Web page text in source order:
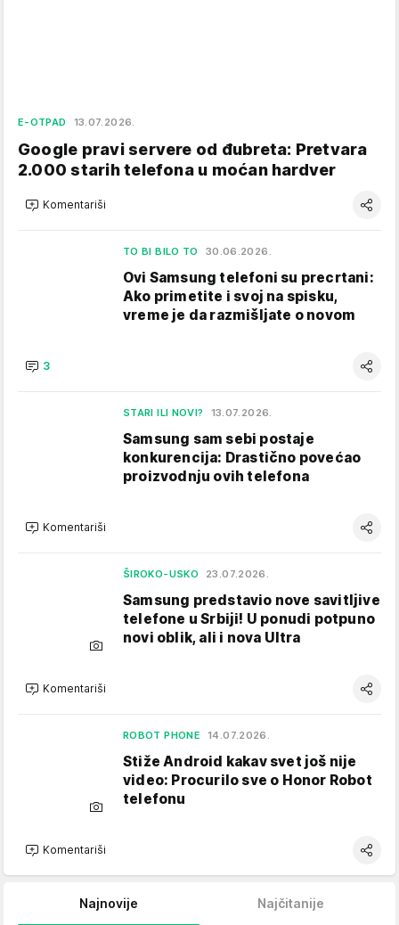
E-OTPAD 13.07.2026.
Google pravi servere od đubreta: Pretvara
2.000 starih telefona u moćan hardver
Komentariši
TO BI BILO TO 30.06.2026.
Ovi Samsung telefoni su precrtani:
Ako primetite i svoj na spisku,
vreme je da razmišljate o novom
3
STARI ILI NOVI? 13.07.2026.
Samsung sam sebi postaje
konkurencija: Drastično povećao
proizvodnju ovih telefona
Komentariši
ŠIROKO-USKO 23.07.2026.
Samsung predstavio nove savitljive
telefone u Srbiji! U ponudi potpuno
novi oblik, ali i nova Ultra
Komentariši
ROBOT PHONE 14.07.2026.
Stiže Android kakav svet još nije
video: Procurilo sve o Honor Robot
telefonu
Komentariši
Najnovije Najčitanije